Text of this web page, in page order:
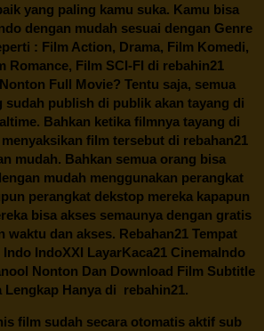
yang paling kamu suka. Kamu bisa
dengan mudah sesuai dengan Genre
: Film Action, Drama, Film Komedi,
Romance, Film SCI-FI di rebahin21
Full Movie? Tentu saja, semua
sudah publish di publik akan tayang di
Bahkan ketika filmnya tayang di
film tersebut di rebahan21
mudah. Bahkan semua orang bisa
mudah menggunakan perangkat
perangkat dekstop mereka kapapun
bisa akses semaunya dengan gratis
waktu dan akses. Rebahan21 Tempat
IndoXXI LayarKaca21 CinemaIndo
Nonton Dan Download Film Subtitle
Lengkap Hanya di rebahin21.
film sudah secara otomatis aktif sub